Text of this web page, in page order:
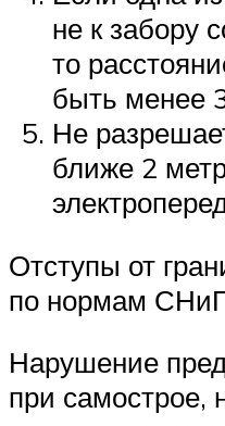
не к забору
то
быть менее
Не
ближе 2
Отступы от
по нормам
Нарушение
при самострое,